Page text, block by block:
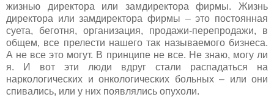
жизнью директора или замдиректора фирмы. Жизнь
директора или замдиректора фирмы – это постоянная
суета, беготня, организация, продажи-перепродажи, в
общем, все прелести нашего так называемого бизнеса.
А не все это могут. В принципе не все. Не знаю, могу ли
я. И вот эти люди вдруг стали распадаться на
наркологических и онкологических больных – или они
спивались, или у них появлялись опухоли.